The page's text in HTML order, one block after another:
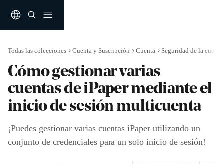
Todas las colecciones Cuenta y Suscripción Cuenta Seguridad de la cuenta
Cómo gestionar varias
cuentas de iPaper mediante el
inicio de sesión multicuenta
¡Puedes gestionar varias cuentas iPaper utilizando un
conjunto de credenciales para un solo inicio de sesión!